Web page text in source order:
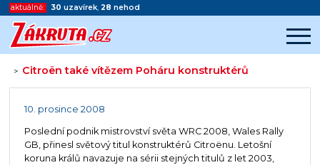
aktuálně: 30 uzavírek, 28 nehod
> Citroën také vítězem Poháru konstruktérů
Začátek reklamy
10. prosince 2008
Poslední podnik mistrovství světa WRC 2008, Wales Rally
GB, přinesl světový titul konstruktérů Citroënu. Letošní
koruna králů navazuje na sérii stejných titulů z let 2003,